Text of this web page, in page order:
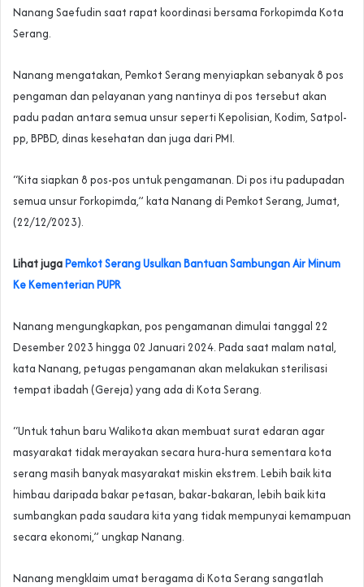
Nanang Saefudin saat rapat koordinasi bersama Forkopimda Kota
Serang.
Nanang mengatakan, Pemkot Serang menyiapkan sebanyak 8 pos
pengaman dan pelayanan yang nantinya di pos tersebut akan
padu padan antara semua unsur seperti Kepolisian, Kodim, Satpol-
pp, BPBD, dinas kesehatan dan juga dari PMI.
“Kita siapkan 8 pos-pos untuk pengamanan. Di pos itu padupadan
semua unsur Forkopimda,” kata Nanang di Pemkot Serang, Jumat,
(22/12/2023).
Lihat jugaPemkot Serang Usulkan Bantuan Sambungan Air Minum
Ke Kementerian PUPR
Nanang mengungkapkan, pos pengamanan dimulai tanggal 22
Desember 2023 hingga 02 Januari 2024. Pada saat malam natal,
kata Nanang, petugas pengamanan akan melakukan sterilisasi
tempat ibadah (Gereja) yang ada di Kota Serang.
“Untuk tahun baru Walikota akan membuat surat edaran agar
masyarakat tidak merayakan secara hura-hura sementara kota
serang masih banyak masyarakat miskin ekstrem. Lebih baik kita
himbau daripada bakar petasan, bakar-bakaran, lebih baik kita
sumbangkan pada saudara kita yang tidak mempunyai kemampuan
secara ekonomi,” ungkap Nanang.
Nanang mengklaim umat beragama di Kota Serang sangatlah